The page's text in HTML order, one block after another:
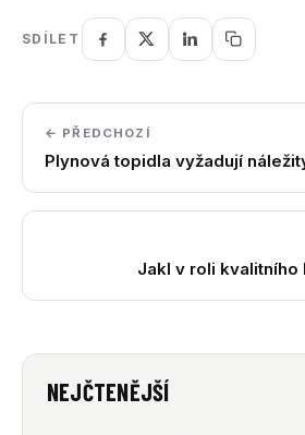
SDÍLET
← PŘEDCHOZÍ
Plynová topidla vyžadují
Jakl v roli kvalitního
NEJČTENĚJŠÍ